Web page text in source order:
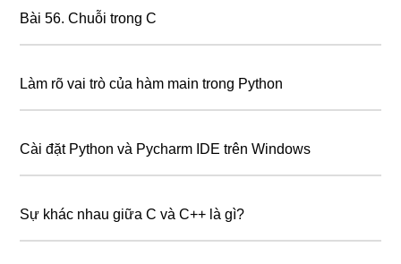
Bài 56. Chuỗi trong C
Làm rõ vai trò của hàm main trong Python
Cài đặt Python và Pycharm IDE trên Windows
Sự khác nhau giữa C và C++ là gì?